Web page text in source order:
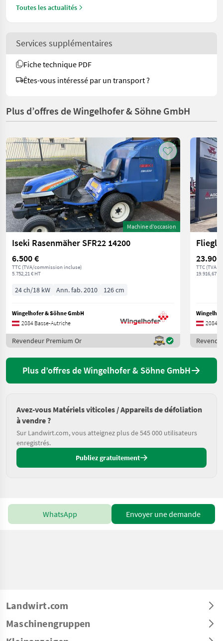
Toutes les actualités
Services supplémentaires
Fiche technique PDF
Êtes-vous intéressé par un transport ?
Plus d’offres de Wingelhofer & Söhne GmbH
Machine d’occasion
Iseki Rasenmäher SFR22 14200
6.500 €
TTC (TVA/commission incluse)
5.752,21 € HT
24 ch/18 kW Ann. fab. 2010 126 cm
Wingelhofer & Söhne GmbH
2084 Basse-Autriche
Revendeur Premium Or
Fliegl
23.900
TTC (TVA
19.916,67 €
2084
Plus d’offres de Wingelhofer & Söhne GmbH
Avez-vous Matériels viticoles / Appareils de défoliation
à vendre ?
Sur Landwirt.com, vous atteignez plus de 545 000 utilisateurs
enregistrés.
Publiez gratuitement
WhatsApp Envoyer une demande
Landwirt.com
Maschinengruppen